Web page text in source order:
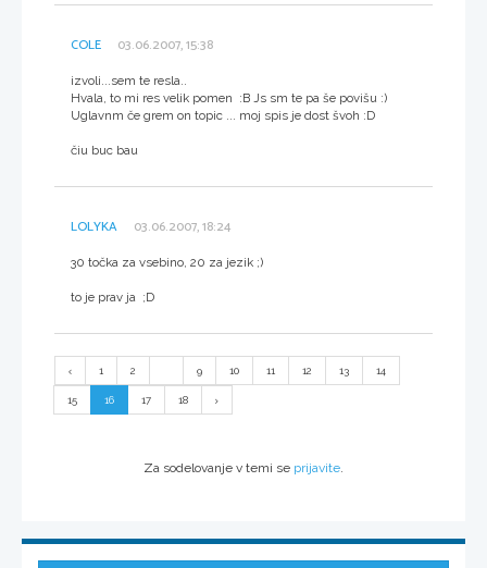
COLE 03.06.2007, 15:38
izvoli...sem te resla..
Hvala, to mi res velik pomen :B Js sm te pa še povišu :)
Uglavnm če grem on topic ... moj spis je dost švoh :D
čiu buc bau
LOLYKA 03.06.2007, 18:24
30 točka za vsebino, 20 za jezik ;)
to je prav ja ;D
1 2 9 10 11 12 13 14
15 16 17 18
Za sodelovanje v temi se prijavite